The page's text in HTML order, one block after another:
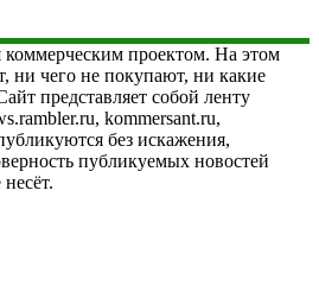
коммерческим проектом. На этом
ни чего не покупают, ни какие
представляет собой ленту
kommersant.ru,
без искажения,
публикуемых новостей